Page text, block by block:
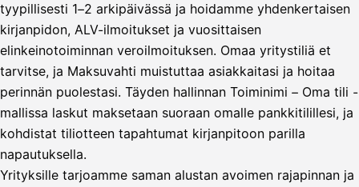
HetiPalkka
Ennen laskun maksua
Vahvista
tyypillisesti 1–2 arkipäivässä ja hoidamme yhdenkertaisen
kirjanpidon, ALV-ilmoitukset ja vuosittaisen
elinkeinotoiminnan veroilmoituksen. Omaa yritystiliä et
tarvitse, ja Maksuvahti muistuttaa asiakkaitasi ja hoitaa
perinnän puolestasi. Täyden hallinnan Toiminimi – Oma tili -
mallissa laskut maksetaan suoraan omalle pankkitilillesi, ja
kohdistat tiliotteen tapahtumat kirjanpitoon parilla
napautuksella.
Yrityksille tarjoamme saman alustan avoimen rajapinnan ja